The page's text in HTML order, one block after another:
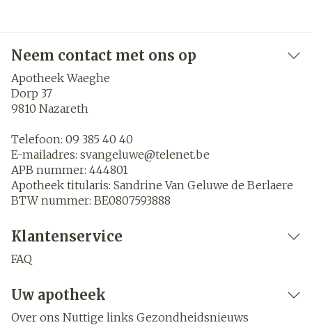
Neem contact met ons op
Apotheek Waeghe
Dorp 37
9810 Nazareth
Telefoon: 09 385 40 40
E-mailadres: svangeluwe@telenet.be
APB nummer: 444801
Apotheek titularis: Sandrine Van Geluwe de Berlaere
BTW nummer: BE0807593888
Klantenservice
FAQ
Uw apotheek
Over ons Nuttige links Gezondheidsnieuws